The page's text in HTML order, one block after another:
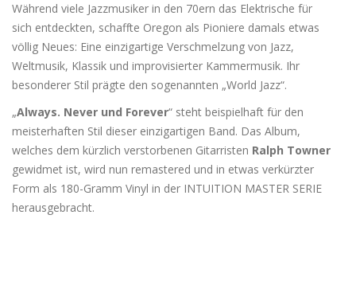
Während viele Jazzmusiker in den 70ern das Elektrische für
sich entdeckten, schaffte Oregon als Pioniere damals etwas
völlig Neues: Eine einzigartige Verschmelzung von Jazz,
Weltmusik, Klassik und improvisierter Kammermusik. Ihr
besonderer Stil prägte den sogenannten „World Jazz“.
„Always. Never und Forever“ steht beispielhaft für den
meisterhaften Stil dieser einzigartigen Band. Das Album,
welches dem kürzlich verstorbenen Gitarristen Ralph Towner
gewidmet ist, wird nun remastered und in etwas verkürzter
Form als 180-Gramm Vinyl in der INTUITION MASTER SERIE
herausgebracht.